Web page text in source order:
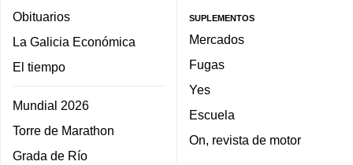
Obituarios
La Galicia Económica
El tiempo
Mundial 2026
Torre de Marathon
Grada de Río
SUPLEMENTOS
Mercados
Fugas
Yes
Escuela
On, revista de motor